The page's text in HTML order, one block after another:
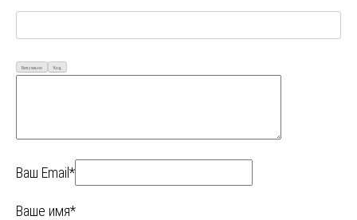
Визуально Код
Ваш Email*
Ваше имя*